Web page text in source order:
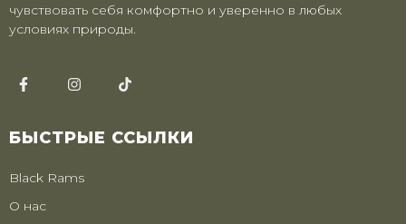
чувствовать себя комфортно и уверенно в любых
условиях природы.
БЫСТРЫЕ ССЫЛКИ
Black Rams
О нас